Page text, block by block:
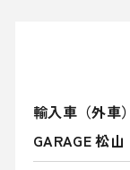
輸入車（外車
GARAGE 松山